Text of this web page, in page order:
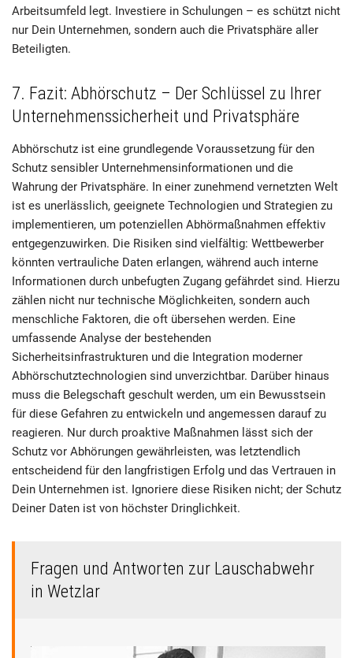
Arbeitsumfeld legt. Investiere in Schulungen – es schützt nicht
nur Dein Unternehmen, sondern auch die Privatsphäre aller
Beteiligten.
7. Fazit: Abhörschutz – Der Schlüssel zu Ihrer
Unternehmenssicherheit und Privatsphäre
Abhörschutz ist eine grundlegende Voraussetzung für den
Schutz sensibler Unternehmensinformationen und die
Wahrung der Privatsphäre. In einer zunehmend vernetzten Welt
ist es unerlässlich, geeignete Technologien und Strategien zu
implementieren, um potenziellen Abhörmaßnahmen effektiv
entgegenzuwirken. Die Risiken sind vielfältig: Wettbewerber
könnten vertrauliche Daten erlangen, während auch interne
Informationen durch unbefugten Zugang gefährdet sind. Hierzu
zählen nicht nur technische Möglichkeiten, sondern auch
menschliche Faktoren, die oft übersehen werden. Eine
umfassende Analyse der bestehenden
Sicherheitsinfrastrukturen und die Integration moderner
Abhörschutztechnologien sind unverzichtbar. Darüber hinaus
muss die Belegschaft geschult werden, um ein Bewusstsein
für diese Gefahren zu entwickeln und angemessen darauf zu
reagieren. Nur durch proaktive Maßnahmen lässt sich der
Schutz vor Abhörungen gewährleisten, was letztendlich
entscheidend für den langfristigen Erfolg und das Vertrauen in
Dein Unternehmen ist. Ignoriere diese Risiken nicht; der Schutz
Deiner Daten ist von höchster Dringlichkeit.
Fragen und Antworten zur Lauschabwehr
in Wetzlar